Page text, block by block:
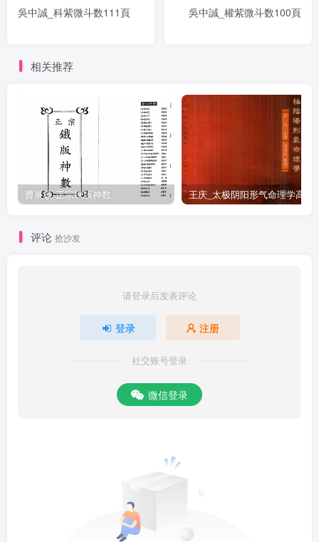
吳中誠_科紫微斗数111頁
吳中誠_權紫微斗数100頁
相关推荐
曹展硕-正宗铁版神数
评论 抢沙发
请登录后发表评论
登录 注册
社交账号登录
微信登录